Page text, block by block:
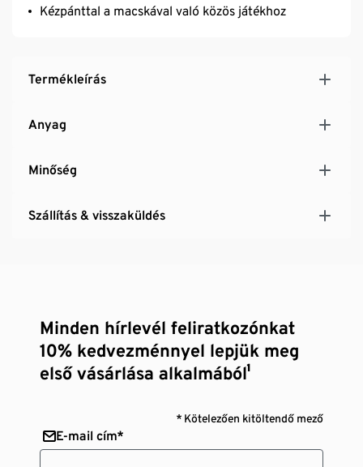
Kézpánttal a macskával való közös játékhoz
Termékleírás
Anyag
Minőség
Szállítás & visszaküldés
Minden hírlevél feliratkozónkat
10% kedvezménnyel lepjük meg
első vásárlása alkalmából¹
* Kötelezően kitöltendő mező
E-mail cím*